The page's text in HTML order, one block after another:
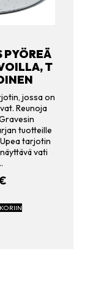
PYÖREÄ
T
jossa on
Reunoja
tuotteille
tarjotin
vati